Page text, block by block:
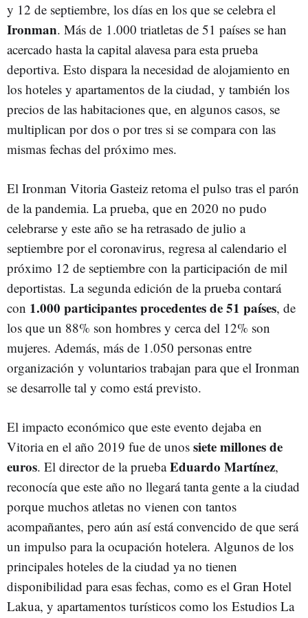
y 12 de septiembre, los días en los que se celebra el
Ironman. Más de 1.000 triatletas de 51 países se han
acercado hasta la capital alavesa para esta prueba
deportiva. Esto dispara la necesidad de alojamiento en
los hoteles y apartamentos de la ciudad, y también los
precios de las habitaciones que, en algunos casos, se
multiplican por dos o por tres si se compara con las
mismas fechas del próximo mes.
El Ironman Vitoria Gasteiz retoma el pulso tras el parón
de la pandemia. La prueba, que en 2020 no pudo
celebrarse y este año se ha retrasado de julio a
septiembre por el coronavirus, regresa al calendario el
próximo 12 de septiembre con la participación de mil
deportistas. La segunda edición de la prueba contará
con 1.000 participantes procedentes de 51 países, de
los que un 88% son hombres y cerca del 12% son
mujeres. Además, más de 1.050 personas entre
organización y voluntarios trabajan para que el Ironman
se desarrolle tal y como está previsto.
El impacto económico que este evento dejaba en
Vitoria en el año 2019 fue de unos siete millones de
euros. El director de la pruebaEduardo Martínez,
reconocía que este año no llegará tanta gente a la ciudad
porque muchos atletas no vienen con tantos
acompañantes, pero aún así está convencido de que será
un impulso para la ocupación hotelera. Algunos de los
principales hoteles de la ciudad ya no tienen
disponibilidad para esas fechas, como es el Gran Hotel
Lakua, y apartamentos turísticos como los Estudios La